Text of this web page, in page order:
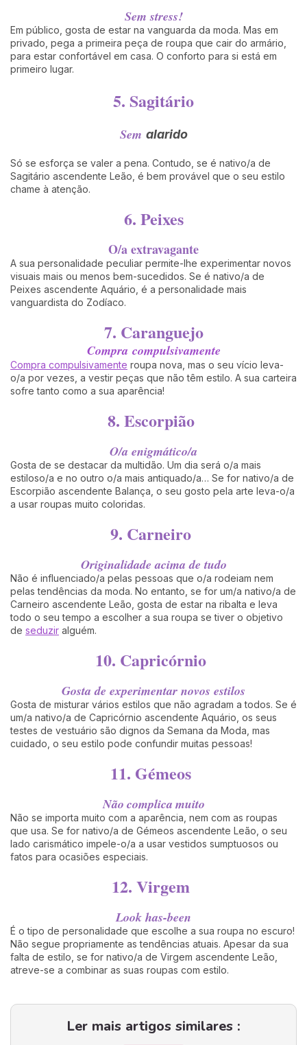
Sem stress!
Em público, gosta de estar na vanguarda da moda. Mas em
privado, pega a primeira peça de roupa que cair do armário,
para estar confortável em casa. O conforto para si está em
primeiro lugar.
5. Sagitário
Sem alarido
Só se esforça se valer a pena. Contudo, se é nativo/a de
Sagitário ascendente Leão, é bem provável que o seu estilo
chame à atenção.
6. Peixes
O/a extravagante
A sua personalidade peculiar permite-lhe experimentar novos
visuais mais ou menos bem-sucedidos. Se é nativo/a de
Peixes ascendente Aquário, é a personalidade mais
vanguardista do Zodíaco.
7. Caranguejo
Compra compulsivamente
Compra compulsivamente roupa nova, mas o seu vício leva-
o/a por vezes, a vestir peças que não têm estilo. A sua carteira
sofre tanto como a sua aparência!
8. Escorpião
O/a enigmático/a
Gosta de se destacar da multidão. Um dia será o/a mais
estiloso/a e no outro o/a mais antiquado/a… Se for nativo/a de
Escorpião ascendente Balança, o seu gosto pela arte leva-o/a
a usar roupas muito coloridas.
9. Carneiro
Originalidade acima de tudo
Não é influenciado/a pelas pessoas que o/a rodeiam nem
pelas tendências da moda. No entanto, se for um/a nativo/a de
Carneiro ascendente Leão, gosta de estar na ribalta e leva
todo o seu tempo a escolher a sua roupa se tiver o objetivo
de seduzir alguém.
10. Capricórnio
Gosta de experimentar novos estilos
Gosta de misturar vários estilos que não agradam a todos. Se é
um/a nativo/a de Capricórnio ascendente Aquário, os seus
testes de vestuário são dignos da Semana da Moda, mas
cuidado, o seu estilo pode confundir muitas pessoas!
11. Gémeos
Não complica muito
Não se importa muito com a aparência, nem com as roupas
que usa. Se for nativo/a de Gémeos ascendente Leão, o seu
lado carismático impele-o/a a usar vestidos sumptuosos ou
fatos para ocasiões especiais.
12. Virgem
Look has-been
É o tipo de personalidade que escolhe a sua roupa no escuro!
Não segue propriamente as tendências atuais. Apesar da sua
falta de estilo, se for nativo/a de Virgem ascendente Leão,
atreve-se a combinar as suas roupas com estilo.
Ler mais artigos similares :